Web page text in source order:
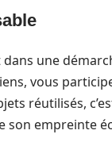
une
vous
réutilisés,
son empreinte